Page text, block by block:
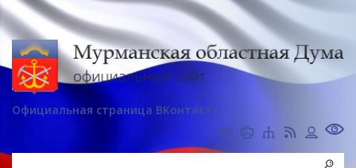
Официальная страница ВКонтакте